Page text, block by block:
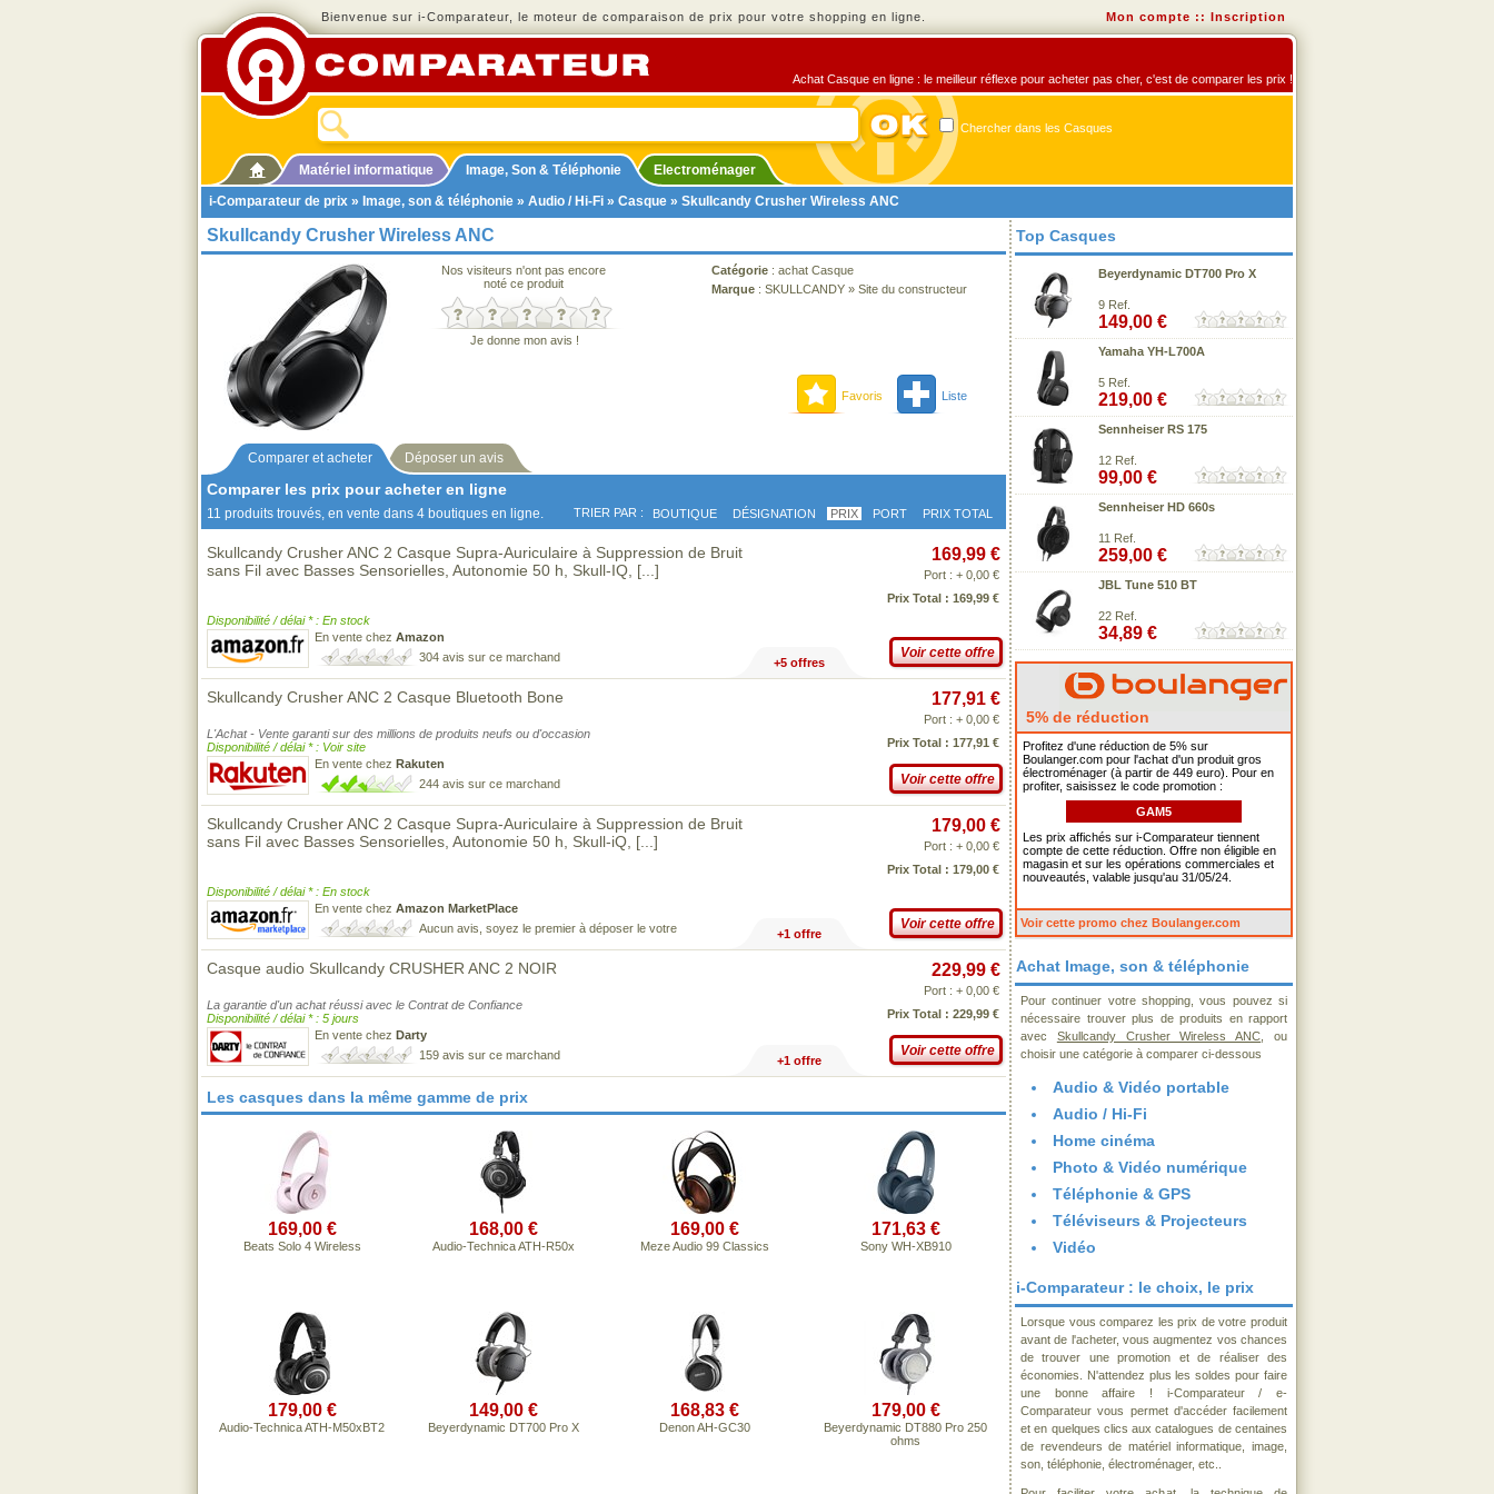
Bienvenue sur i-Comparateur, le moteur de comparaison de prix pour votre shopping en ligne. Mon compte :: Inscription
Achat Casque en ligne : le meilleur réflexe pour acheter pas cher, c'est de comparer les prix !
Chercher dans les Casques
Matériel informatique Image, Son & Téléphonie
Electroménager
i-Comparateur de prix » Image, son & téléphonie » Audio / Hi-Fi » Casque » Skullcandy Crusher Wireless ANC
Skullcandy Crusher Wireless ANC
Nos visiteurs n'ont pas encore
noté ce produit
Je donne mon avis !
Catégorie : achat Casque
Marque : SKULLCANDY » Site du constructeur
Favoris Liste
Comparer et acheter Déposer un avis
Comparer les prix pour acheter en ligne
11 produits trouvés, en vente dans 4 boutiques en ligne. TRIER PAR : BOUTIQUE DÉSIGNATION PRIX PORT PRIX TOTAL
Skullcandy Crusher ANC 2 Casque Supra-Auriculaire à Suppression de Bruit
sans Fil avec Basses Sensorielles, Autonomie 50 h, Skull-IQ, [...]
Disponibilité / délai * : En stock
En vente chez Amazon
304 avis sur ce marchand
169,99 €
Port : + 0,00 €
Prix Total : 169,99 €
Voir cette offre
+5 offres
Skullcandy Crusher ANC 2 Casque Bluetooth Bone
L'Achat - Vente garanti sur des millions de produits neufs ou d'occasion
Disponibilité / délai * : Voir site
En vente chez Rakuten
244 avis sur ce marchand
177,91 €
Port : + 0,00 €
Prix Total : 177,91 €
Voir cette offre
Skullcandy Crusher ANC 2 Casque Supra-Auriculaire à Suppression de Bruit
sans Fil avec Basses Sensorielles, Autonomie 50 h, Skull-iQ, [...]
Disponibilité / délai * : En stock
En vente chez Amazon MarketPlace
Aucun avis, soyez le premier à déposer le votre
179,00 €
Port : + 0,00 €
Prix Total : 179,00 €
Voir cette offre
+1 offre
Casque audio Skullcandy CRUSHER ANC 2 NOIR
La garantie d'un achat réussi avec le Contrat de Confiance
Disponibilité / délai * : 5 jours
En vente chez Darty
159 avis sur ce marchand
229,99 €
Port : + 0,00 €
Prix Total : 229,99 €
Voir cette offre
+1 offre
Les casques dans la même gamme de prix
169,00 €
Beats Solo 4 Wireless
168,00 €
Audio-Technica ATH-R50x
169,00 €
Meze Audio 99 Classics
171,63 €
Sony WH-XB910
179,00 €
Audio-Technica ATH-M50xBT2
149,00 €
Beyerdynamic DT700 Pro X
168,83 €
Denon AH-GC30
179,00 €
Beyerdynamic DT880 Pro 250
ohms
Top Casques
Beyerdynamic DT700 Pro X
9 Ref.
149,00 €
Yamaha YH-L700A
5 Ref.
219,00 €
Sennheiser RS 175
12 Ref.
99,00 €
Sennheiser HD 660s
11 Ref.
259,00 €
JBL Tune 510 BT
22 Ref.
34,89 €
5% de réduction
Profitez d'une réduction de 5% sur
Boulanger.com pour l'achat d'un produit gros
électroménager (à partir de 449 euro). Pour en
profiter, saisissez le code promotion :
GAM5
Les prix affichés sur i-Comparateur tiennent
compte de cette réduction. Offre non éligible en
magasin et sur les opérations commerciales et
nouveautés, valable jusqu'au 31/05/24.
Voir cette promo chez Boulanger.com
Achat Image, son & téléphonie
Pour continuer votre shopping, vous pouvez si
nécessaire trouver plus de produits en rapport
avec Skullcandy Crusher Wireless ANC , ou
choisir une catégorie à comparer ci-dessous
Audio & Vidéo portable
Audio / Hi-Fi
Home cinéma
Photo & Vidéo numérique
Téléphonie & GPS
Téléviseurs & Projecteurs
Vidéo
i-Comparateur : le choix, le prix
Lorsque vous comparez les prix de votre produit
avant de l'acheter, vous augmentez vos chances
de trouver une promotion et de réaliser des
économies. N'attendez plus les soldes pour faire
une bonne affaire ! i-Comparateur / e-
Comparateur vous permet d'accéder facilement
et en quelques clics aux catalogues de centaines
de revendeurs de matériel informatique, image,
son, téléphonie, électroménager, etc..